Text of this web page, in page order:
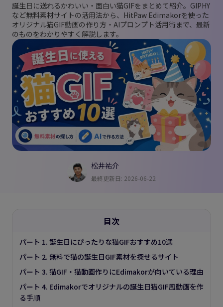
誕生日に送れるかわいい・面白い猫GIFをまとめて紹介。GIPHY
など無料素材サイトの活用法から、HitPaw Edimakorを使った
オリジナル猫GIF動画の作り方・AIプロンプト活用術まで、最新
のものをわかりやすく解説します。
松井祐介
最終更新日: 2026-06-22
目次
パート 1. 誕生日にぴったりな猫GIFおすすめ10選
パート 2. 無料で猫の誕生日GIF素材を探せるサイト
パート 3. 猫GIF・猫動画作りにEdimakorが向いている理由
パート 4. Edimakorでオリジナルの誕生日猫GIF風動画を作
る手順